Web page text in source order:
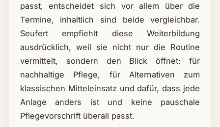
passt, entscheidet sich vor allem über die
Termine, inhaltlich sind beide vergleichbar.
Seufert empfiehlt diese Weiterbildung
ausdrücklich, weil sie nicht nur die Routine
vermittelt, sondern den Blick öffnet: für
nachhaltige Pflege, für Alternativen zum
klassischen Mitteleinsatz und dafür, dass jede
Anlage anders ist und keine pauschale
Pflegevorschrift überall passt.